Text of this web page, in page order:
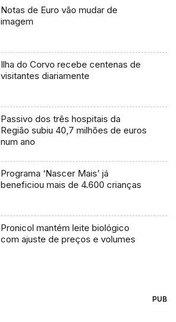
Notas de Euro vão mudar de
imagem
Ilha do Corvo recebe centenas de
visitantes diariamente
Passivo dos três hospitais da
Região subiu 40,7 milhões de euros
num ano
Programa ‘Nascer Mais’ já
beneficiou mais de 4.600 crianças
Pronicol mantém leite biológico
com ajuste de preços e volumes
PUB